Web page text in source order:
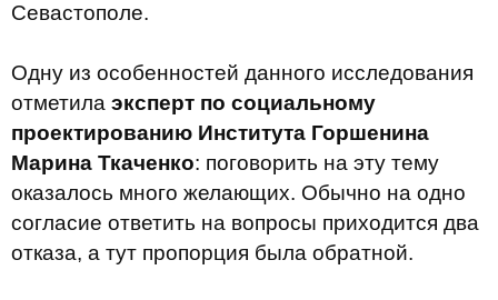
Севастополе.
Одну из особенностей данного исследования
отметила эксперт по социальному
проектированию Института Горшенина
Марина Ткаченко: поговорить на эту тему
оказалось много желающих. Обычно на одно
согласие ответить на вопросы приходится два
отказа, а тут пропорция была обратной.